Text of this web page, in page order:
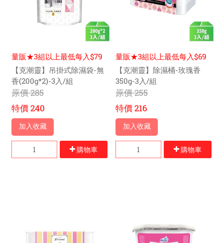
量販★3組以上最低每入$79
元【克潮靈】吊掛式除濕袋-無
香(200g*2)-3入/組
原價285
特價240
加入收藏
購物車
量販★3組以上最低每入$69
元【克潮靈】除濕桶-玫瑰香
350g-3入/組
原價255
特價216
加入收藏
購物車